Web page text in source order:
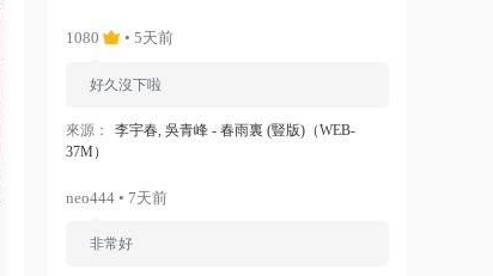
1080 • 5天前
好久沒下啦
來源：
李宇春, 吳青峰 - 春雨裏 (豎版)（WEB-
37M）
neo444 • 7天前
非常好